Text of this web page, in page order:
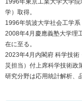
学）取得。
1996年筑波大学社会工学系
2008年4月慶應義塾大学理
在に至る。
2023年4月内閣府 科学技術
災担当）付上席科学技術政
研究分野は応用統計解析、